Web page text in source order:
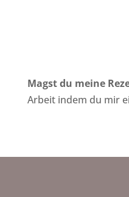
Magst du meine
Arbeit indem du mir